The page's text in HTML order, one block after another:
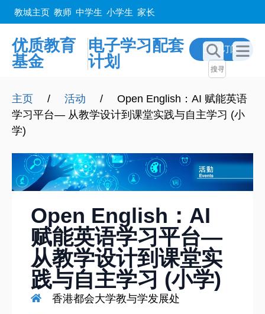
教城主页 教师 中学生 小学生 家长
优质教育
基金
电子学习配套
计划
立即订阅
主页 / 活动 /
Open English：AI 赋能英语
学习平台— 从教学设计到课堂实践与自主学习 (小
学)
Open English：AI
赋能英语学习平台—
从教学设计到课堂实
践与自主学习 (小学)
香港都会大学教与学发展处